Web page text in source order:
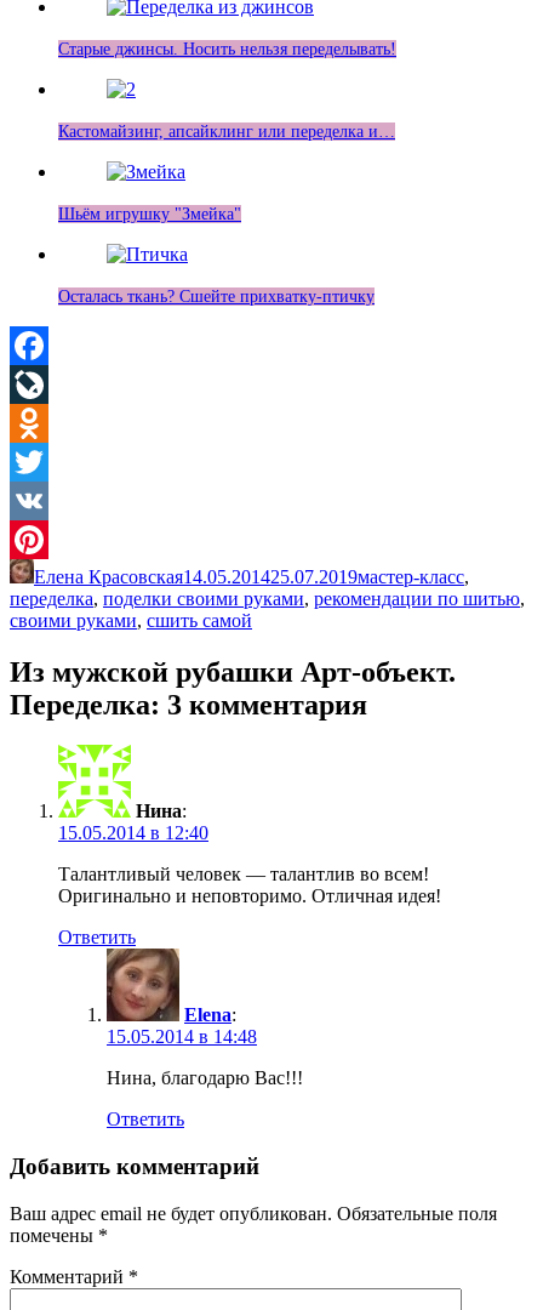
Старые джинсы. Носить нельзя переделывать!
Кастомайзинг, апсайклинг или переделка и…
Шьём игрушку "Змейка"
Осталась ткань? Сшейте прихватку-птичку
Facebook
LiveJournal
Odnoklassniki
Twitter
VK
Pinterest
Елена Красовская14.05.201425.07.2019мастер-класс,
переделка, поделки своими руками, рекомендации по шитью,
своими руками, сшить самой
Из мужской рубашки Арт-объект.
Переделка: 3 комментария
Нина:
15.05.2014 в 12:40
Талантливый человек — талантлив во всем!
Оригинально и неповторимо. Отличная идея!
Ответить
Elena:
15.05.2014 в 14:48
Нина, благодарю Вас!!!
Ответить
Добавить комментарий
Ваш адрес email не будет опубликован. Обязательные поля
помечены *
Комментарий *